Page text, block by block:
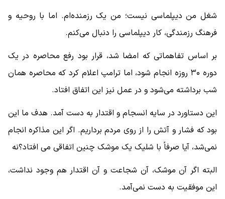
شغل من دیپلماسی نیست؛ من یک رزمنده‌ام. اما با روحیه و
فرهنگ رزمندگی، کار دیپلماسی را دنبال می‌کنم.
بر اساس تفاهماتی که امضا شد، قرار بود رفع محاصره در یک
دوره ۳۰ روزه انجام شود، اما ترامپ اعلام کرد که محاصره همان
شب برداشته می‌شود و در عمل نیز این اتفاق افتاد.
این دستاورد در سایه انسجام و اقتدار به دست آمد. هدف ما این
بود که فشار و آتش را از روی مردم برداریم. اگر این مذاکره انجام
نمی‌شد، آیا صرفاً با شلیک یک موشک چنین اتفاقی می افتاد؟نه
البته اگر آن موشک، آن شجاعت و آن اقتدار هم وجود نداشت،
این موفقیت به دست نمی‌آمد.